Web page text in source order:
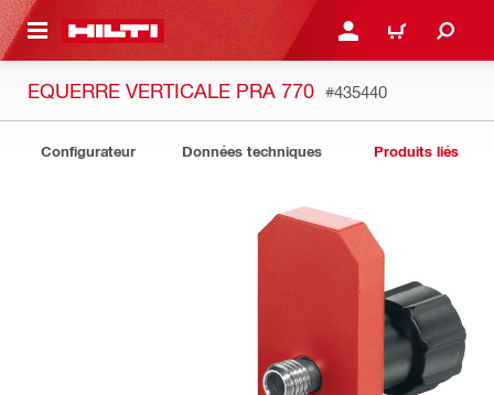
CONTENT CONNEXION OU
PANIER
EQUERRE VERTICALE PRA 770 #435440
Configurateur Données techniques Produits liés